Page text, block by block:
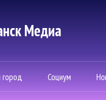
Mедиа
Социум